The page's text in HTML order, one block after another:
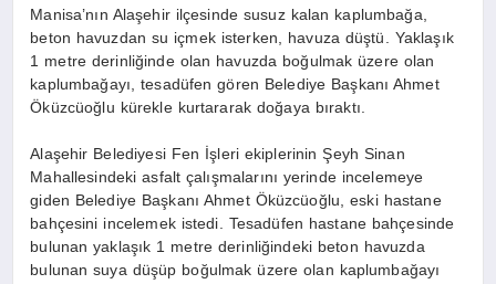
Manisa’nın Alaşehir ilçesinde susuz kalan kaplumbağa,
beton havuzdan su içmek isterken, havuza düştü. Yaklaşık
1 metre derinliğinde olan havuzda boğulmak üzere olan
kaplumbağayı, tesadüfen gören Belediye Başkanı Ahmet
Öküzcüoğlu kürekle kurtararak doğaya bıraktı.
Alaşehir Belediyesi Fen İşleri ekiplerinin Şeyh Sinan
Mahallesindeki asfalt çalışmalarını yerinde incelemeye
giden Belediye Başkanı Ahmet Öküzcüoğlu, eski hastane
bahçesini incelemek istedi. Tesadüfen hastane bahçesinde
bulunan yaklaşık 1 metre derinliğindeki beton havuzda
bulunan suya düşüp boğulmak üzere olan kaplumbağayı